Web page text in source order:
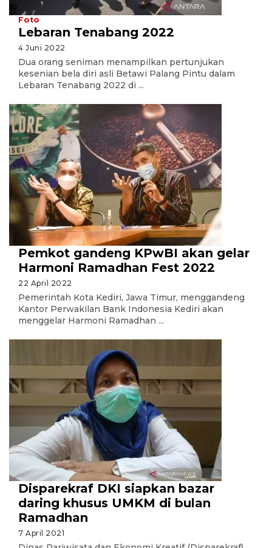
Foto
Lebaran Tenabang 2022
4 Juni 2022
Dua orang seniman menampilkan pertunjukan
kesenian bela diri asli Betawi Palang Pintu dalam
Lebaran Tenabang 2022 di ...
Pemkot gandeng KPwBI akan gelar
Harmoni Ramadhan Fest 2022
22 April 2022
Pemerintah Kota Kediri, Jawa Timur, menggandeng
Kantor Perwakilan Bank Indonesia Kediri akan
menggelar Harmoni Ramadhan ...
Disparekraf DKI siapkan bazar
daring khusus UMKM di bulan
Ramadhan
7 April 2021